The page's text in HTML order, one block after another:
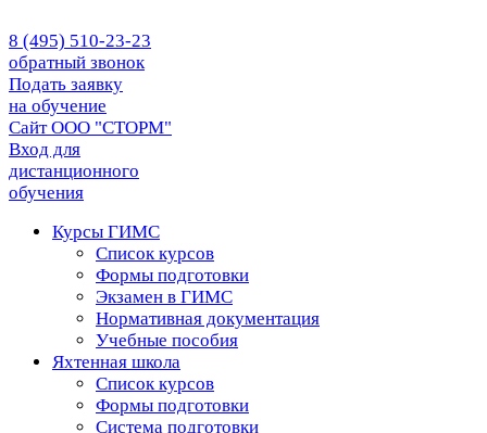
8 (495) 510-23-23
обратный звонок
Подать заявку
на обучение
Сайт ООО "СТОРМ"
Вход для
дистанционного
обучения
Курсы ГИМС
Список курсов
Формы подготовки
Экзамен в ГИМС
Нормативная документация
Учебные пособия
Яхтенная школа
Список курсов
Формы подготовки
Cистема подготовки